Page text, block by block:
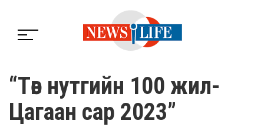
“Төв нутгийн 100 жил-
Цагаан сар 2023”